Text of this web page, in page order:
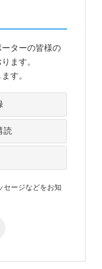
ターの皆様の
ます。
す。
読
セージなどをお知